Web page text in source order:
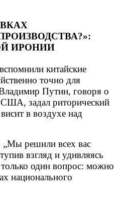
ИРОНИИ
китайские
точно для
Путин, говоря о
задал риторический
в воздухе над
„Мы решили всех вас
взгляд и удивляясь
только один вопрос: можно
национального